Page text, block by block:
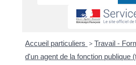
Accueil particuliers > Travail -
d'un agent de la fonction publique